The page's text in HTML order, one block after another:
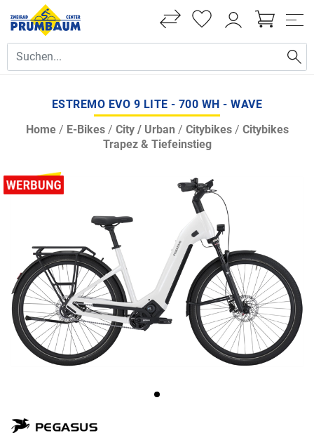
ESTREMO EVO 9 LITE - 700 WH - WAVE
Home/ E-Bikes/ City / Urban / Citybikes/ Citybikes
Trapez & Tiefeinstieg